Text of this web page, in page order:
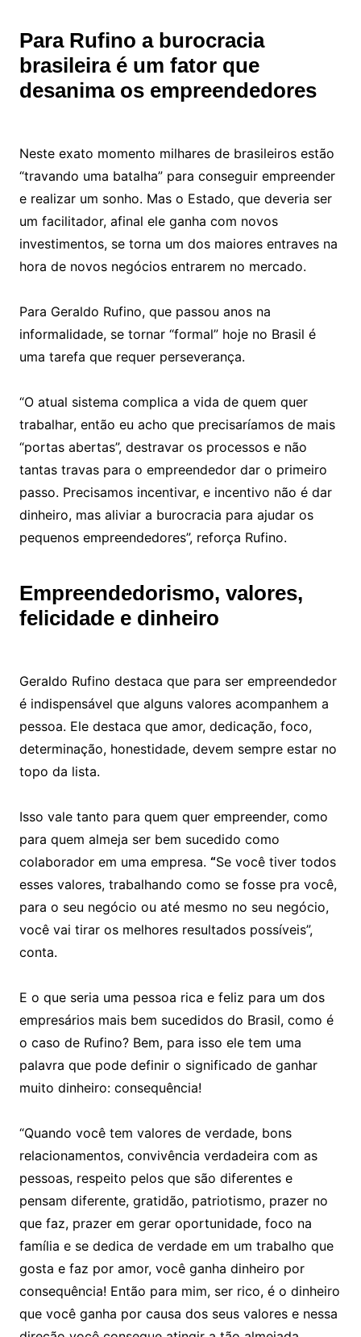
Para Rufino a burocracia
brasileira é um fator que
desanima os empreendedores
Neste exato momento milhares de brasileiros estão
“travando uma batalha” para conseguir empreender
e realizar um sonho. Mas o Estado, que deveria ser
um facilitador, afinal ele ganha com novos
investimentos, se torna um dos maiores entraves na
hora de novos negócios entrarem no mercado.
Para Geraldo Rufino, que passou anos na
informalidade, se tornar “formal” hoje no Brasil é
uma tarefa que requer perseverança.
“O atual sistema complica a vida de quem quer
trabalhar, então eu acho que precisaríamos de mais
“portas abertas”, destravar os processos e não
tantas travas para o empreendedor dar o primeiro
passo. Precisamos incentivar, e incentivo não é dar
dinheiro, mas aliviar a burocracia para ajudar os
pequenos empreendedores”, reforça Rufino.
Empreendedorismo, valores,
felicidade e dinheiro
Geraldo Rufino destaca que para ser empreendedor
é indispensável que alguns valores acompanhem a
pessoa. Ele destaca que amor, dedicação, foco,
determinação, honestidade, devem sempre estar no
topo da lista.
Isso vale tanto para quem quer empreender, como
para quem almeja ser bem sucedido como
colaborador em uma empresa. “Se você tiver todos
esses valores, trabalhando como se fosse pra você,
para o seu negócio ou até mesmo no seu negócio,
você vai tirar os melhores resultados possíveis”,
conta.
E o que seria uma pessoa rica e feliz para um dos
empresários mais bem sucedidos do Brasil, como é
o caso de Rufino? Bem, para isso ele tem uma
palavra que pode definir o significado de ganhar
muito dinheiro: consequência!
“Quando você tem valores de verdade, bons
relacionamentos, convivência verdadeira com as
pessoas, respeito pelos que são diferentes e
pensam diferente, gratidão, patriotismo, prazer no
que faz, prazer em gerar oportunidade, foco na
família e se dedica de verdade em um trabalho que
gosta e faz por amor, você ganha dinheiro por
consequência! Então para mim, ser rico, é o dinheiro
que você ganha por causa dos seus valores e nessa